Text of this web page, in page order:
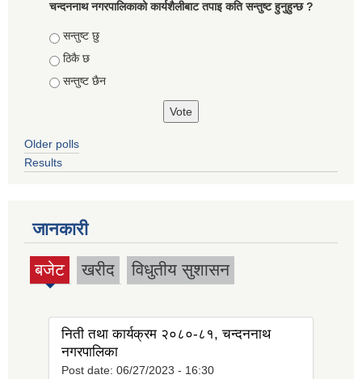
चन्दननाथ नगरपालिकाको कार्यशैलीबाट तपाइ कति सन्तुष्ट हुनुहुन्छ ?
Choices
सन्तुष्ट छु
ठिकै छ
सन्तुष्ट छैन
Older polls
Results
जानकारी
बजेट
(active
खरीद विधुतीय सुशासन
निती तथा कार्यक्रम २०८०-८१, चन्दननाथ
नगरपालिका
Post date: 06/27/2023 - 16:30